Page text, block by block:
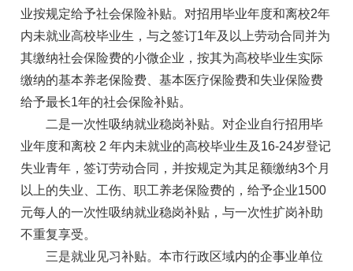
业按规定给予社会保险补贴。对招用毕业年度和离校2年
内未就业高校毕业生，与之签订1年及以上劳动合同并为
其缴纳社会保险费的小微企业，按其为高校毕业生实际
缴纳的基本养老保险费、基本医疗保险费和失业保险费
给予最长1年的社会保险补贴。
二是一次性吸纳就业稳岗补贴。对企业自行招用毕
业年度和离校 2 年内未就业的高校毕业生及16-24岁登记
失业青年，签订劳动合同，并按规定为其足额缴纳3个月
以上的失业、工伤、职工养老保险费的，给予企业1500
元每人的一次性吸纳就业稳岗补贴，与一次性扩岗补助
不重复享受。
三是就业见习补贴。本市行政区域内的企事业单位